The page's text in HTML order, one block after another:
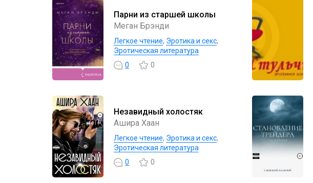
Парни из старшей школы
Меган Брэнди
Легкое чтение, Эротика и секс,
Эротическая литература
0
0
Незавидный холостяк
Ашира Хаан
Легкое чтение, Эротика и секс,
Эротическая литература
0
0